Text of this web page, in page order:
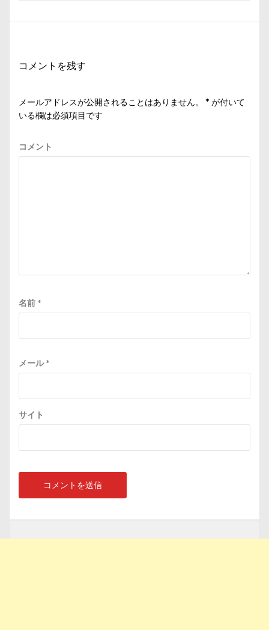
ョ
稿:
コメントを残す
メールアドレスが公開されることはありません。 * が付いて
いる欄は必須項目です
コメント
名前 *
メール*
サイト